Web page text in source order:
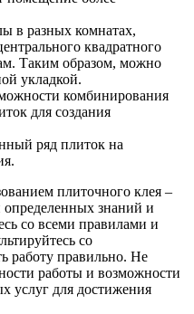
в разных комнатах,
квадратного
Таким образом, можно
укладкой.
комбинирования
для создания
ряд плиток на
плиточного клея –
знаний и
со всеми правилами и
со
работу правильно. Не
работы и возможности
услуг для достижения